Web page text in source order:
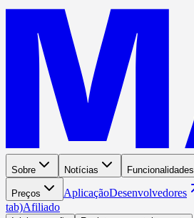
Sobre Notícias Funcionalidades
Preços AplicaçãoDesenvolvedores
tab)Afiliado